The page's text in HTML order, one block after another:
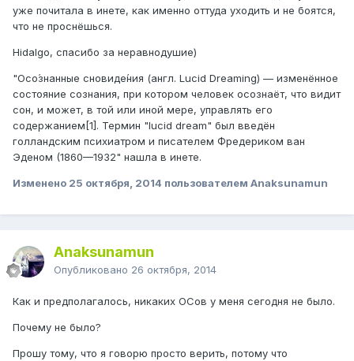
уже почитала в инете, как именно оттуда уходить и не боятся,
что не проснёшься.
Hidalgo, спасибо за неравнодушие)
"Осо́знанные сновиде́ния (англ. Lucid Dreaming) — изменённое
состояние сознания, при котором человек осознаёт, что видит
сон, и может, в той или иной мере, управлять его
содержанием[1]. Термин "lucid dream" был введён
голландским психиатром и писателем Фредериком ван
Эденом (1860—1932" нашла в инете.
Изменено 25 октября, 2014 пользователем Anaksunamun
Anaksunamun
Опубликовано 26 октября, 2014
Как и предполагалось, никаких ОСов у меня сегодня не было.
Почему не было?
Прошу тому, что я говорю просто верить, потому что